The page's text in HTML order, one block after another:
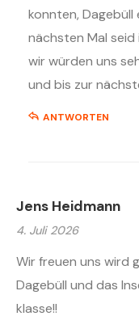
konnten, Dagebüll
nächsten Mal
wir würden uns
und bis zur
ANTWORTEN
Jens Heidmann
4. Juli 2026
Wir freuen uns wird
Dagebüll und das
klasse!!